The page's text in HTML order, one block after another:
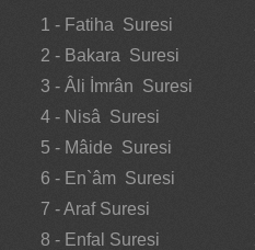
1 - Fatiha Suresi
2 - Bakara Suresi
3 - Âli İmrân Suresi
4 - Nisâ Suresi
5 - Mâide Suresi
6 - En`âm Suresi
7 - Araf Suresi
8 - Enfal Suresi